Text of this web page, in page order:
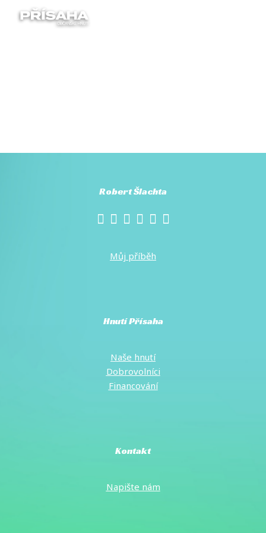
Robert Šlachta
Můj příběh
Hnutí Přísaha
Naše hnutí
Dobrovolníci
Financování
Kontakt
Napište nám